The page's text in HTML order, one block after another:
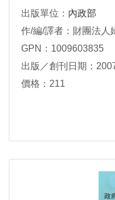
出版單位： 內政部
作/編/譯者：財團法人
GPN：1009603835
出版／創刊日期：
價格：211